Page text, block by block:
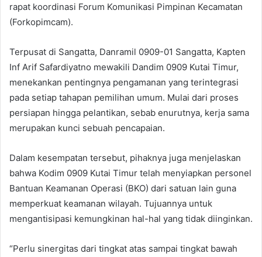
rapat koordinasi Forum Komunikasi Pimpinan Kecamatan
(Forkopimcam).
Terpusat di Sangatta, Danramil 0909-01 Sangatta, Kapten
Inf Arif Safardiyatno mewakili Dandim 0909 Kutai Timur,
menekankan pentingnya pengamanan yang terintegrasi
pada setiap tahapan pemilihan umum. Mulai dari proses
persiapan hingga pelantikan, sebab enurutnya, kerja sama
merupakan kunci sebuah pencapaian.
Dalam kesempatan tersebut, pihaknya juga menjelaskan
bahwa Kodim 0909 Kutai Timur telah menyiapkan personel
Bantuan Keamanan Operasi (BKO) dari satuan lain guna
memperkuat keamanan wilayah. Tujuannya untuk
mengantisipasi kemungkinan hal-hal yang tidak diinginkan.
“Perlu sinergitas dari tingkat atas sampai tingkat bawah